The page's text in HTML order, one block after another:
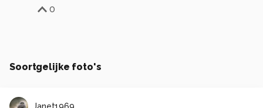
0
Soortgelijke foto's